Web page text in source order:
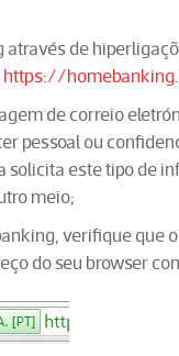
de
https://
de correio
pessoal ou
solicita este tipo de
meio;
verifique
do seu browser